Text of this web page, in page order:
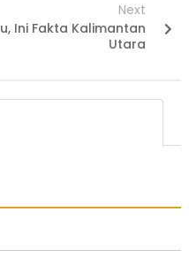
Next
Ini Fakta Kalimantan
Utara